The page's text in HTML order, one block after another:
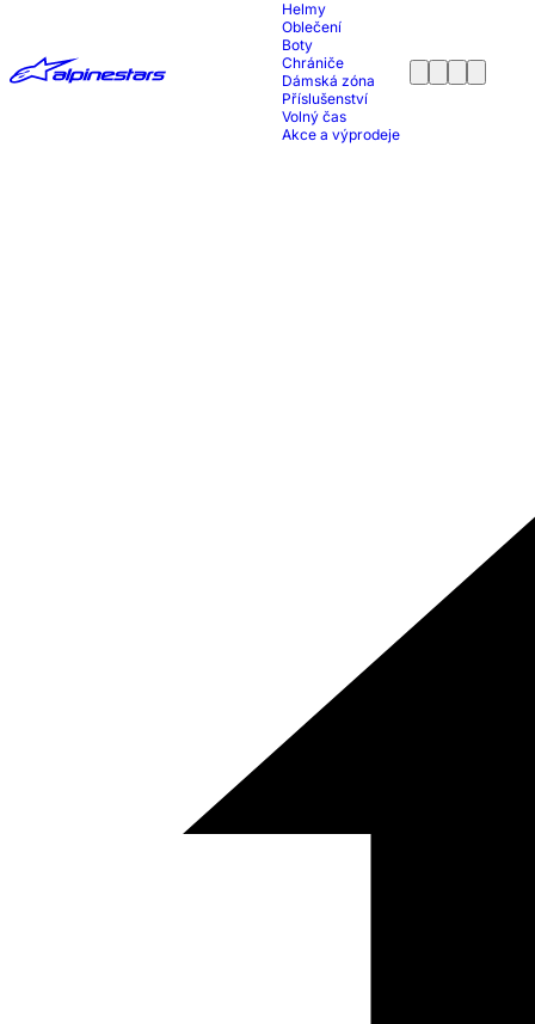
Helmy
Oblečení
Boty
Chrániče
Dámská zóna
Příslušenství
Volný čas
Akce a výprodeje